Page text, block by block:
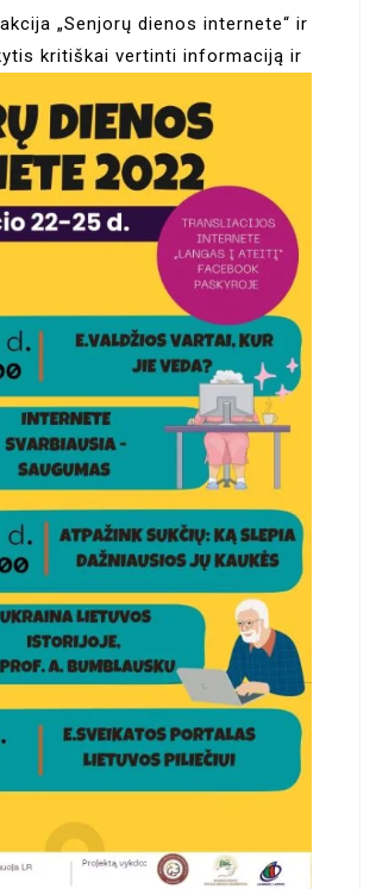
„Senjorų dienos internete“ ir
kritiškai vertinti informaciją ir